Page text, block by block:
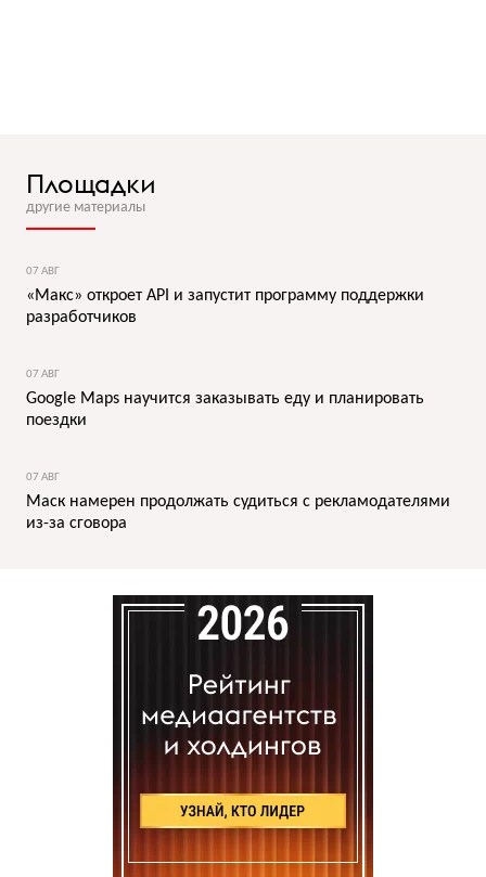
Площадки
другие материалы
07 АВГ
«Макс» откроет API и запустит программу поддержки
разработчиков
07 АВГ
Google Maps научится заказывать еду и планировать
поездки
07 АВГ
Маск намерен продолжать судиться с рекламодателями
из-за сговора